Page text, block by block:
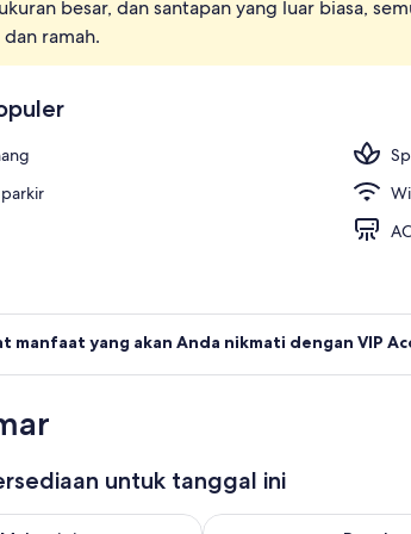
Kolam renang outdoor,
besar, dan santapan yang luar biasa,
ramah.
AC
manfaat yang akan Anda nikmati dengan VIP
untuk tanggal ini
untuk malam ini Agu 8 - Agu 9
Periksa ketersediaan